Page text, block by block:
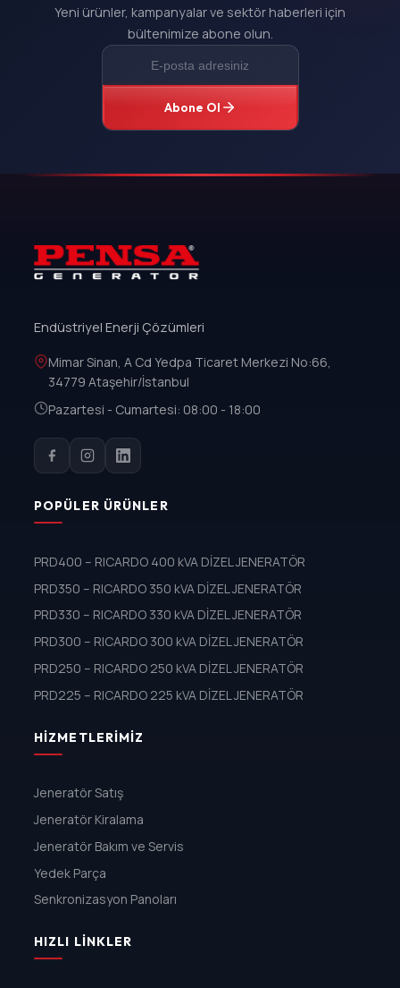
Yeni ürünler, kampanyalar ve sektör haberleri için
bültenimize abone olun.
Abone Ol
Endüstriyel Enerji Çözümleri
Mimar Sinan, A Cd Yedpa Ticaret Merkezi No:66,
34779 Ataşehir/İstanbul
Pazartesi - Cumartesi: 08:00 - 18:00
POPÜLER ÜRÜNLER
PRD400 – RICARDO 400 kVA DİZEL JENERATÖR
PRD350 – RICARDO 350 kVA DİZEL JENERATÖR
PRD330 – RICARDO 330 kVA DİZEL JENERATÖR
PRD300 – RICARDO 300 kVA DİZEL JENERATÖR
PRD250 – RICARDO 250 kVA DİZEL JENERATÖR
PRD225 – RICARDO 225 kVA DİZEL JENERATÖR
HIZMETLERIMIZ
Jeneratör Satış
Jeneratör Kiralama
Jeneratör Bakım ve Servis
Yedek Parça
Senkronizasyon Panoları
HIZLI LINKLER